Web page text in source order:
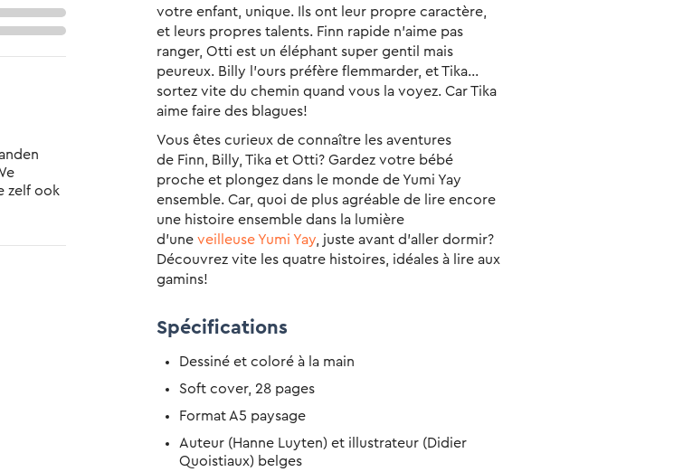
zelf ook
hier
kiest nu
votre enfant, unique. Ils ont leur propre caractère,
et leurs propres talents. Finn rapide n’aime pas
ranger, Otti est un éléphant super gentil mais
peureux. Billy l’ours préfère flemmarder, et Tika…
sortez vite du chemin quand vous la voyez. Car Tika
aime faire des blagues!
Vous êtes curieux de connaître les aventures
de Finn, Billy, Tika et Otti? Gardez votre bébé
proche et plongez dans le monde de Yumi Yay
ensemble. Car, quoi de plus agréable de lire encore
une histoire ensemble dans la lumière
d’une veilleuse Yumi Yay , juste avant d’aller dormir?
Découvrez vite les quatre histoires, idéales à lire aux
gamins!
Spécifications
Dessiné et coloré à la main
Soft cover, 28 pages
Format A5 paysage
Auteur (Hanne Luyten) et illustrateur (Didier
Quoistiaux) belges